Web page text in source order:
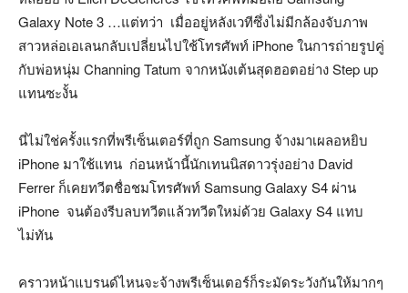
Galaxy Note 3 …แต่ทว่า เมื่ออยู่หลังเวทีซึ่งไม่มีกล้องจับภาพ
สาวหล่อเอเลนกลับเปลี่ยนไปใช้โทรศัพท์ iPhone ในการถ่ายรูปคู่
กับพ่อหนุ่ม Channing Tatum จากหนังเต้นสุดฮอตอย่าง Step up
แทนซะงั้น
นี่ไม่ใช่ครั้งแรกที่พรีเซ็นเตอร์ที่ถูก Samsung จ้างมาเผลอหยิบ
iPhone มาใช้แทน ก่อนหน้านี้นักเทนนิสดาวรุ่งอย่าง David
Ferrer ก็เคยทวีตชื่อชมโทรศัพท์ Samsung Galaxy S4 ผ่าน
iPhone จนต้องรีบลบทวีตแล้วทวีตใหม่ด้วย Galaxy S4 แทบ
ไม่ทัน
คราวหน้าแบรนด์ไหนจะจ้างพรีเซ็นเตอร์ก็ระมัดระวังกันให้มากๆ